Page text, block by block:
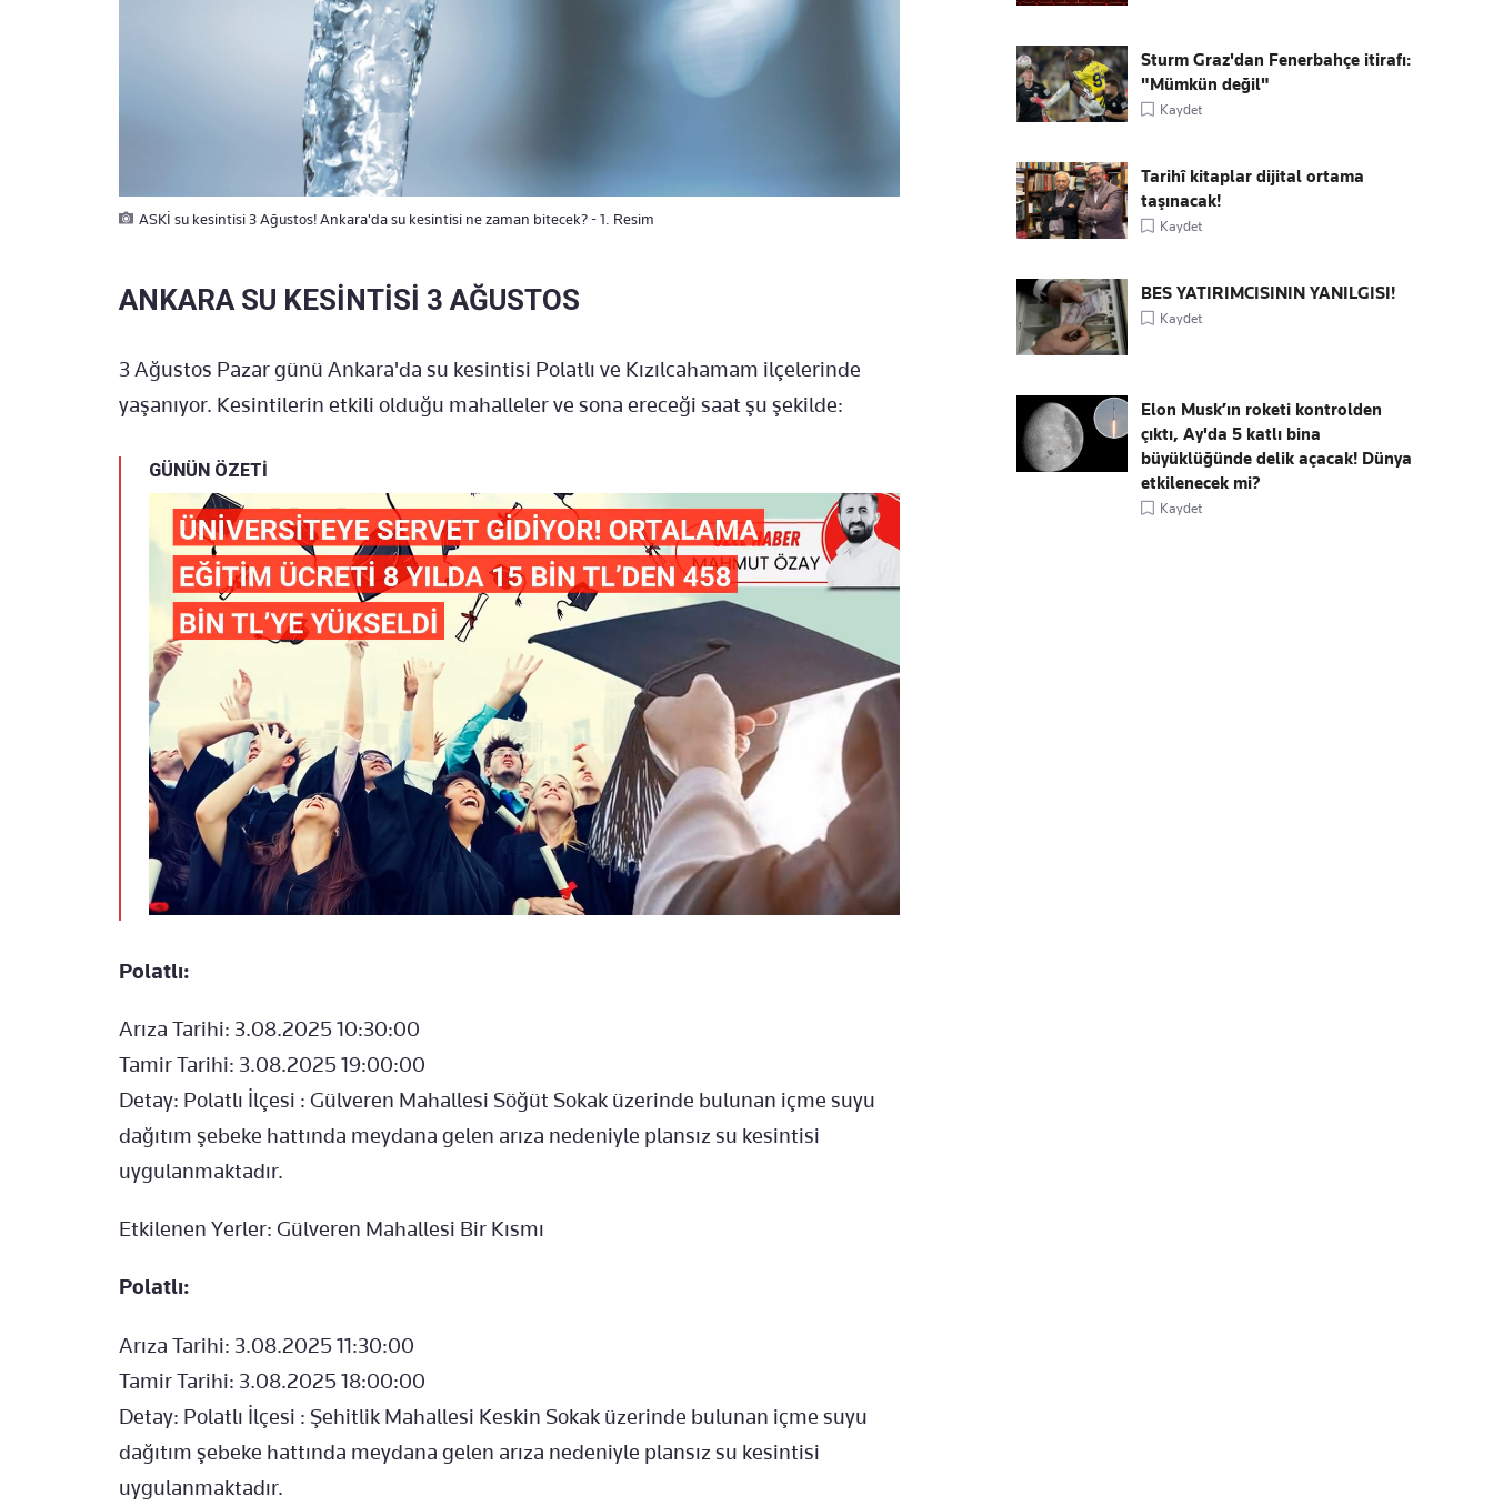
ASKİ su kesintisi 3 Ağustos! Ankara'da su kesintisi ne zaman bitecek? - 1. Resim
ANKARA SU KESİNTİSİ 3 AĞUSTOS
3 Ağustos Pazar günü Ankara'da su kesintisi Polatlı ve Kızılcahamam ilçelerinde
yaşanıyor. Kesintilerin etkili olduğu mahalleler ve sona ereceği saat şu şekilde:
GÜNÜN ÖZETİ
Polatlı:
Arıza Tarihi: 3.08.2025 10:30:00
Tamir Tarihi: 3.08.2025 19:00:00
Detay: Polatlı İlçesi : Gülveren Mahallesi Söğüt Sokak üzerinde bulunan içme suyu
dağıtım şebeke hattında meydana gelen arıza nedeniyle plansız su kesintisi
uygulanmaktadır.
Etkilenen Yerler: Gülveren Mahallesi Bir Kısmı
Polatlı:
Arıza Tarihi: 3.08.2025 11:30:00
Tamir Tarihi: 3.08.2025 18:00:00
Detay: Polatlı İlçesi : Şehitlik Mahallesi Keskin Sokak üzerinde bulunan içme suyu
dağıtım şebeke hattında meydana gelen arıza nedeniyle plansız su kesintisi
uygulanmaktadır.
Sturm Graz'dan Fenerbahçe itirafı:
"Mümkün değil"
Kaydet
Tarihî kitaplar dijital ortama
taşınacak!
Kaydet
BES YATIRIMCISININ YANILGISI!
Kaydet
Elon Musk’ın roketi kontrolden
çıktı, Ay'da 5 katlı bina
büyüklüğünde delik açacak! Dünya
etkilenecek mi?
Kaydet